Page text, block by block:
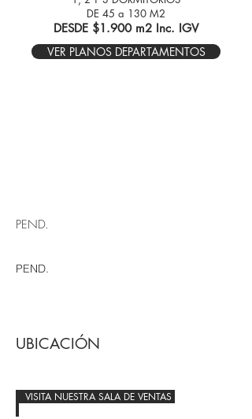
DE 45 a 130 M2
DESDE $1.900m2 Inc. IGV
VER PLANOS DEPARTAMENTOS
PEND.
PEND.
UBICACIÓN
VISITA NUESTRA SALA DE VENTAS